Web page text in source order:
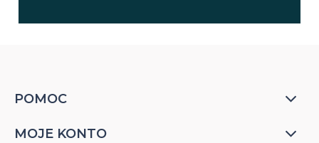
POMOC
MOJE KONTO